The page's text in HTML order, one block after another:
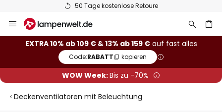
50 Tage kostenlose Retoure
Inhalt
springen
EXTRA 10% ab 109 € & 13% ab 159 €auf fast alles
Code:RABATT kopieren
WOW Week:Bis zu -70%
Deckenventilatoren mit Beleuchtung